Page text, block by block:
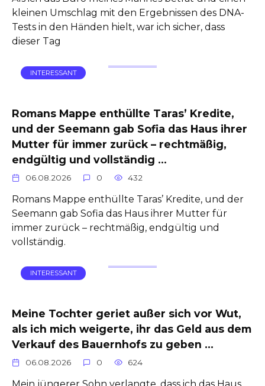
kleinen Umschlag mit den Ergebnissen des DNA-
Tests in den Händen hielt, war ich sicher, dass
dieser Tag
INTERESSANT
Romans Mappe enthüllte Taras’ Kredite,
und der Seemann gab Sofia das Haus ihrer
Mutter für immer zurück – rechtmäßig,
endgültig und vollständig …
06.08.2026 0 432
Romans Mappe enthüllte Taras’ Kredite, und der
Seemann gab Sofia das Haus ihrer Mutter für
immer zurück – rechtmäßig, endgültig und
vollständig.
INTERESSANT
Meine Tochter geriet außer sich vor Wut,
als ich mich weigerte, ihr das Geld aus dem
Verkauf des Bauernhofs zu geben …
06.08.2026 0 624